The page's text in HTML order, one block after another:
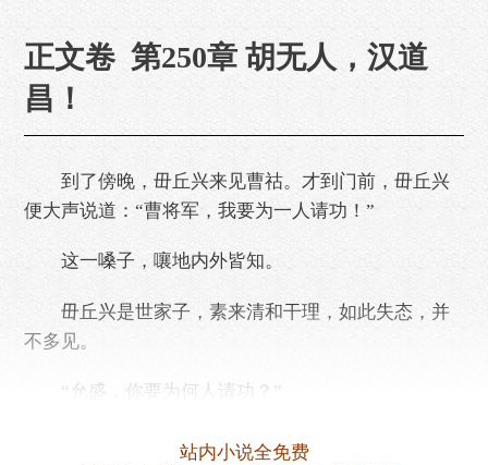
正文卷 第250章 胡无人，汉道
昌！
到了傍晚，毌丘兴来见曹祜。才到门前，毌丘兴
便大声说道：“曹将军，我要为一人请功！”
这一嗓子，嚷地内外皆知。
毌丘兴是世家子，素来清和干理，如此失态，并
不多见。
“允盛，你要为何人请功？”
毌丘兴道：“新平郡仓曹掾梁几。”
站内小说全免费